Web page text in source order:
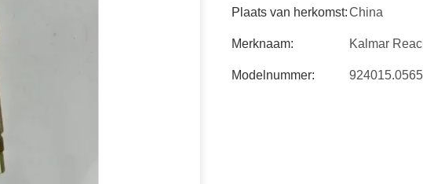
Plaats van herkomst:China
Merknaam: Kalmar
Modelnummer: 924015.0565